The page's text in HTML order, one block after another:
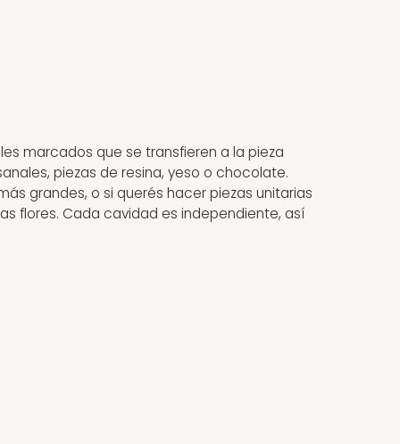
marcados que se transfieren a la pieza
piezas de resina, yeso o chocolate.
grandes, o si querés hacer piezas unitarias
flores. Cada cavidad es independiente, así